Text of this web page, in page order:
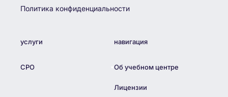
Политика конфиденциальности
услуги
СРО
навигация
Об учебном центре
Лицензии